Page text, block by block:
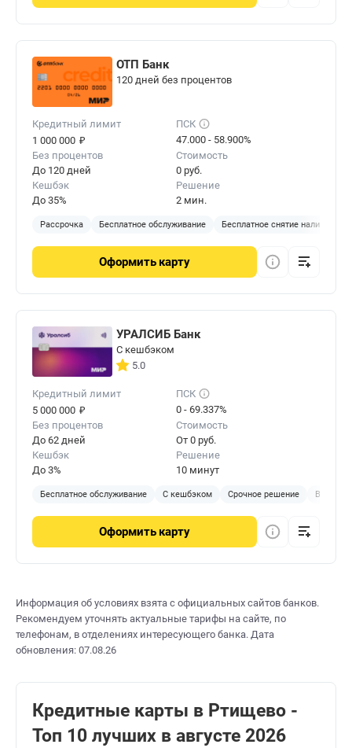
ОТП Банк
120 дней без процентов
Кредитный лимит
1 000 000 ₽
ПСК
47.000 - 58.900%
Без процентов
До 120 дней
Стоимость
0 руб.
Кешбэк
До 35%
Решение
2 мин.
Рассрочка Бесплатное обслуживание Бесплатное снятие наличных
Оформить карту
УРАЛСИБ Банк
С кешбэком
5.0
Кредитный лимит
5 000 000 ₽
ПСК
0 - 69.337%
Без процентов
До 62 дней
Стоимость
От 0 руб.
Кешбэк
До 3%
Решение
10 минут
Бесплатное обслуживание С кешбэком Срочное решение В
Оформить карту
Информация об условиях взята с официальных сайтов банков.
Рекомендуем уточнять актуальные тарифы на сайте, по
телефонам, в отделениях интересующего банка. Дата
обновления: 07.08.26
Кредитные карты в Ртищево -
Топ 10 лучших в августе 2026